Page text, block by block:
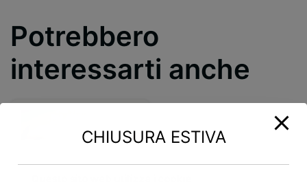
Potrebbero
interessarti anche
CHIUSURA ESTIVA